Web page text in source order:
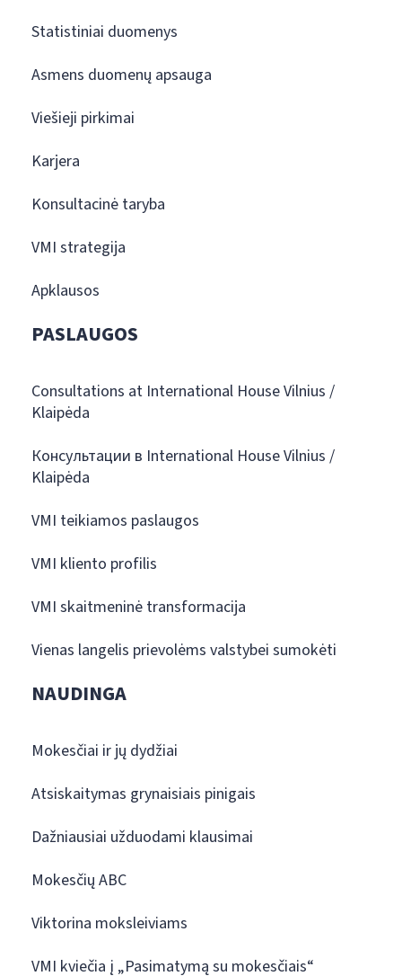
Statistiniai duomenys
Asmens duomenų apsauga
Viešieji pirkimai
Karjera
Konsultacinė taryba
VMI strategija
Apklausos
PASLAUGOS
Consultations at International House Vilnius /
Klaipėda
Консультации в International House Vilnius /
Klaipėda
VMI teikiamos paslaugos
VMI kliento profilis
VMI skaitmeninė transformacija
Vienas langelis prievolėms valstybei sumokėti
NAUDINGA
Mokesčiai ir jų dydžiai
Atsiskaitymas grynaisiais pinigais
Dažniausiai užduodami klausimai
Mokesčių ABC
Viktorina moksleiviams
VMI kviečia į „Pasimatymą su mokesčiais“